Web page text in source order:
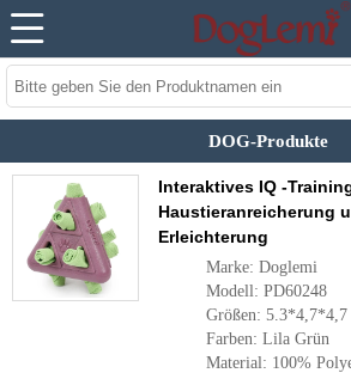
DOG-Produkte
Interaktives IQ -
Haustieranreicherung
Erleichterung
Marke: Doglemi
Modell: PD60248
Größen:
Farben: Lila Grün
Material: 100%